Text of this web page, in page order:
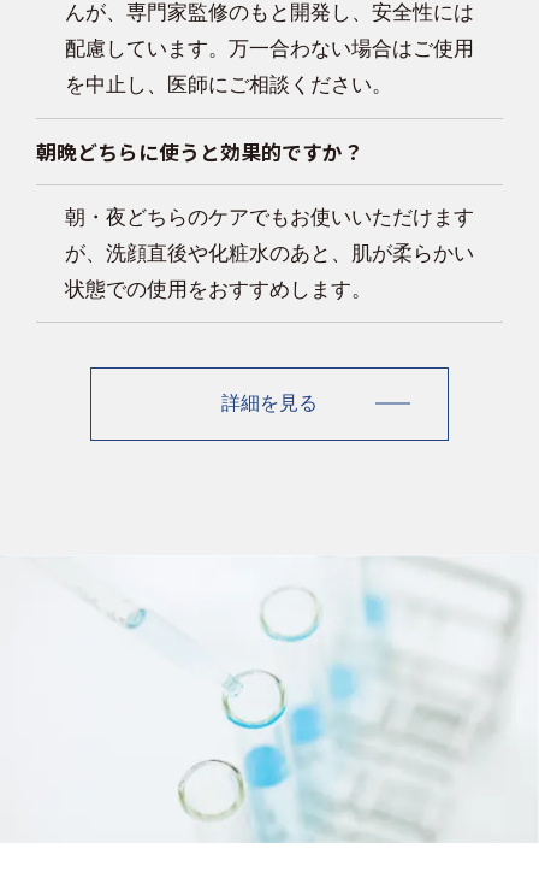
んが、専門家監修のもと開発し、安全性には
配慮しています。万一合わない場合はご使用
を中止し、医師にご相談ください。
朝晩どちらに使うと効果的ですか？
朝・夜どちらのケアでもお使いいただけます
が、洗顔直後や化粧水のあと、肌が柔らかい
状態での使用をおすすめします。
詳細を見る